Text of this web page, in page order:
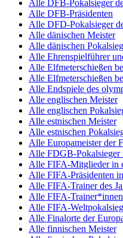
Alle DFB-Pokalsieger
Alle DFB-Präsidenten
Alle DFD-Pokalsieger
Alle dänischen Meister
Alle dänischen
Alle Ehrenspielführer
Alle Elfmeterschießen
Alle Elfmeterschießen
Alle Endspiele des
Alle englischen Meister
Alle englischen
Alle estnischen Meister
Alle estnischen
Alle Europameister der
Alle FDGB-Pokalsieger
Alle FIFA-Mitglieder in
Alle FIFA-Präsidenten
Alle FIFA-Trainer des
Alle FIFA-Trainer*innen
Alle FIFA-
Alle Finalorte der
Alle finnischen Meister